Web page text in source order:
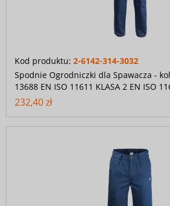
Kod produktu: 2-6142-314-3032
Spodnie Ogrodniczki dla Spawacza -
13688 EN ISO 11611 KLASA 2 EN ISO
232,40 zł